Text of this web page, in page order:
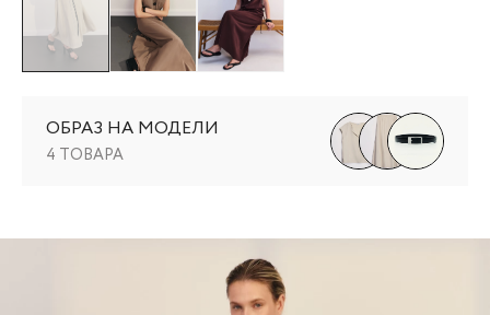
ОБРАЗ НА МОДЕЛИ
4 ТОВАРА